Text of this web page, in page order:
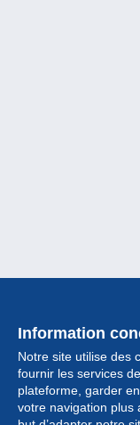
Information
Notre site utilise des
fournir les services
plateforme, garder
votre navigation plus